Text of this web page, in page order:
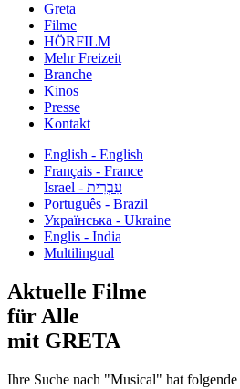
Greta
Filme
HÖRFILM
Mehr Freizeit
Branche
Kinos
Presse
Kontakt
English - English
Français - France
עִבְרִית - Israel
Português - Brazil
Українська - Ukraine
Englis - India
Multilingual
Aktuelle Filme
für Alle
mit GRETA
Ihre Suche nach "Musical" hat folgende